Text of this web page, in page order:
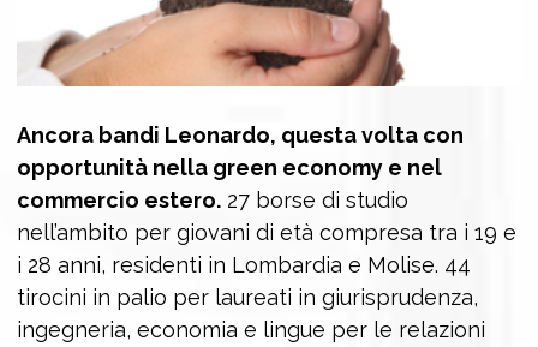
Ancora bandi Leonardo, questa volta con
opportunità nella green economy e nel
commercio estero.27 borse di studio
nell’ambito per giovani di età compresa tra i 19 e
i 28 anni, residenti in Lombardia e Molise. 44
tirocini in palio per laureati in giurisprudenza,
ingegneria, economia e lingue per le relazioni